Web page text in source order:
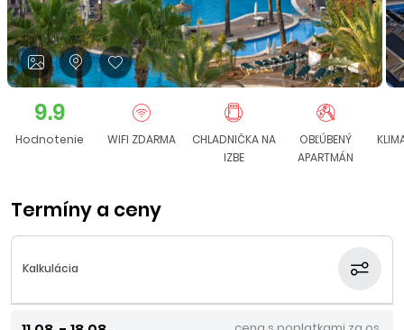
9.9
Hodnotenie WIFI ZDARMA
CHLADNIČKA NA
IZBE
OBĽÚBENÝ
APARTMÁN
Termíny a ceny
Kalkulácia